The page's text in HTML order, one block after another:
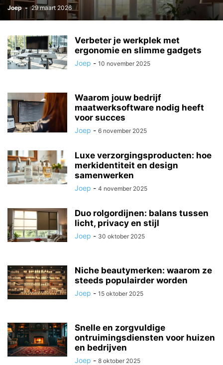
Joep - 29 maart 2026
Verbeter je werkplek met
ergonomie en slimme gadgets
Joep - 10 november 2025
Waarom jouw bedrijf
maatwerksoftware nodig heeft
voor succes
Joep - 6 november 2025
Luxe verzorgingsproducten: hoe
merkidentiteit en design
samenwerken
Joep - 4 november 2025
Duo rolgordijnen: balans tussen
licht, privacy en stijl
Joep - 30 oktober 2025
Niche beautymerken: waarom ze
steeds populairder worden
Joep - 15 oktober 2025
Snelle en zorgvuldige
ontruimingsdiensten voor huizen
en bedrijven
Joep - 8 oktober 2025